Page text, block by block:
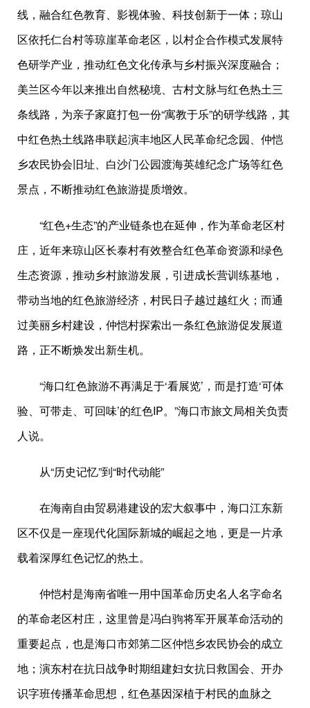
线，融合红色教育、影视体验、科技创新于一体；琼山
区依托仁台村等琼崖革命老区，以村企合作模式发展特
色研学产业，推动红色文化传承与乡村振兴深度融合；
美兰区今年以来推出自然秘境、古村文脉与红色热土三
条线路，为亲子家庭打包一份“寓教于乐”的研学线路，其
中红色热土线路串联起演丰地区人民革命纪念园、仲恺
乡农民协会旧址、白沙门公园渡海英雄纪念广场等红色
景点，不断推动红色旅游提质增效。
“红色+生态”的产业链条也在延伸，作为革命老区村
庄，近年来琼山区长泰村有效整合红色革命资源和绿色
生态资源，推动乡村旅游发展，引进成长营训练基地，
带动当地的红色旅游经济，村民日子越过越红火；而通
过美丽乡村建设，仲恺村探索出一条红色旅游促发展道
路，正不断焕发出新生机。
“海口红色旅游不再满足于‘看展览’，而是打造‘可体
验、可带走、可回味’的红色IP。”海口市旅文局相关负责
人说。
从“历史记忆”到“时代动能”
在海南自由贸易港建设的宏大叙事中，海口江东新
区不仅是一座现代化国际新城的崛起之地，更是一片承
载着深厚红色记忆的热土。
仲恺村是海南省唯一用中国革命历史名人名字命名
的革命老区村庄，这里曾是冯白驹将军开展革命活动的
重要起点，也是海口市郊第二区仲恺乡农民协会的成立
地；演东村在抗日战争时期组建妇女抗日救国会、开办
识字班传播革命思想，红色基因深植于村民的血脉之